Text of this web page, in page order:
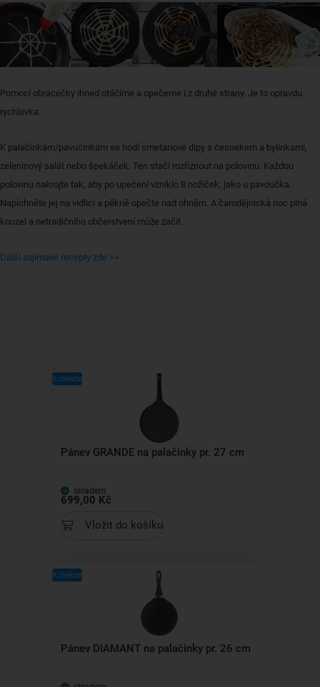
Pomocí obracečky ihned otáčíme a opečeme i z druhé strany. Je to opravdu
rychlovka.
K palačinkám/pavučinkám se hodí smetanové dipy s česnekem a bylinkami,
zeleninový salát nebo špekáček. Ten stačí rozříznout na polovinu. Každou
polovinu nakrojte tak, aby po upečení vzniklo 8 nožiček, jako u pavoučka.
Napíchněte jej na vidlici a pěkně opečte nad ohněm. A čarodějnická noc plná
kouzel a netradičního občerstvení může začít.
Další zajímavé recepty zde >>
Kolekce
Pánev GRANDE na palačinky pr. 27 cm
skladem
699,00 Kč
Vložit do košíku
Kolekce
Pánev DIAMANT na palačinky pr. 26 cm